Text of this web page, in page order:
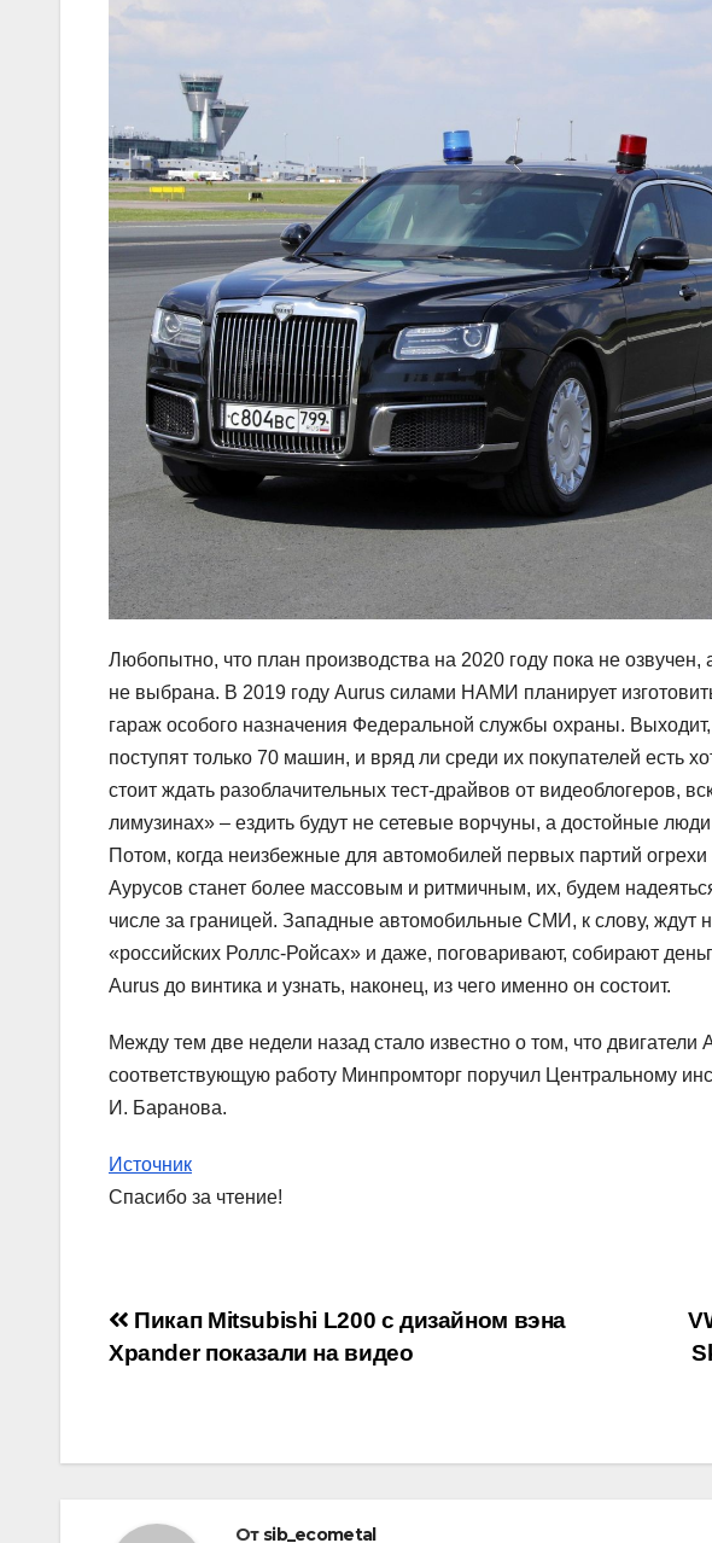
Любопытно, что план производства на 2020 году пока не
не выбрана. В 2019 году Aurus силами НАМИ планирует
гараж особого назначения Федеральной службы охраны.
поступят только 70 машин, и вряд ли среди их покупателей есть
стоит ждать разоблачительных тест-драйвов от видеоблогеров,
лимузинах» – ездить будут не сетевые ворчуны, а достойные
Потом, когда неизбежные для автомобилей первых партий огрехи
Аурусов станет более массовым и ритмичным, их, будем
числе за границей. Западные автомобильные СМИ, к слову, ждут
«российских Роллс-Ройсах» и даже, поговаривают, собирают
Aurus до винтика и узнать, наконец, из чего именно он состоит.
Между тем две недели назад стало известно о том, что
соответствующую работу Минпромторг поручил Центральному
И. Баранова.
Источник
Спасибо за чтение!
Навигация
по
Пикап Mitsubishi L200 с дизайном вэна
Xpander показали на видео
От sib_ecometal